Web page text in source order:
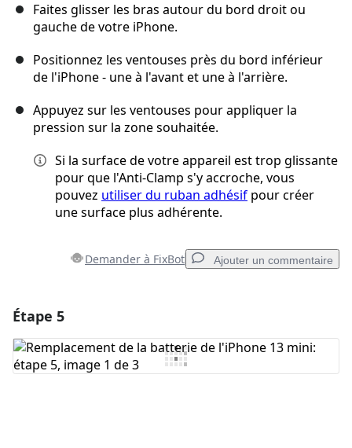
Faites glisser les bras autour du bord droit ou
gauche de votre iPhone.
Positionnez les ventouses près du bord inférieur
de l'iPhone - une à l'avant et une à l'arrière.
Appuyez sur les ventouses pour appliquer la
pression sur la zone souhaitée.
Si la surface de votre appareil est trop glissante
pour que l'Anti-Clamp s'y accroche, vous
pouvez utiliser du ruban adhésif pour créer
une surface plus adhérente.
Demander à FixBot Ajouter un commentaire
Ajouter un commentaire
Étape 5